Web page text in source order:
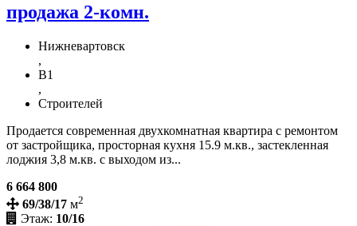
продажа 2-комн.
Нижневартовск
,
В1
,
Строителей
Продается современная двухкомнатная квартира с ремонтом
от застройщика, просторная кухня 15.9 м.кв., застекленная
лоджия 3,8 м.кв. с выходом из...
6 664 800
69/38/17 м2
Этаж: 10/16